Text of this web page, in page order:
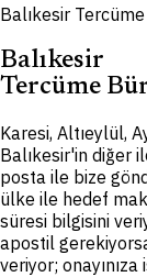
Balıkesir
Balıkesir
Tercüme
Karesi, Altıeylül,
Balıkesir'in diğer
posta ile bize
ülke ile hedef
süresi bilgisini
apostil
veriyor;